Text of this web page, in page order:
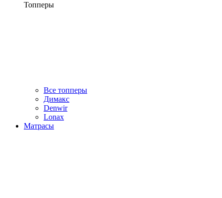
Топперы
Все топперы
Димакс
Denwir
Lonax
Матрасы